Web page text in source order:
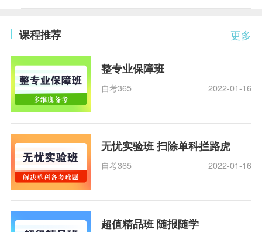
更多
课程推荐
整专业保障班
自考365 2022-01-16
无忧实验班 扫除单科拦路虎
自考365 2022-01-16
超值精品班 随报随学